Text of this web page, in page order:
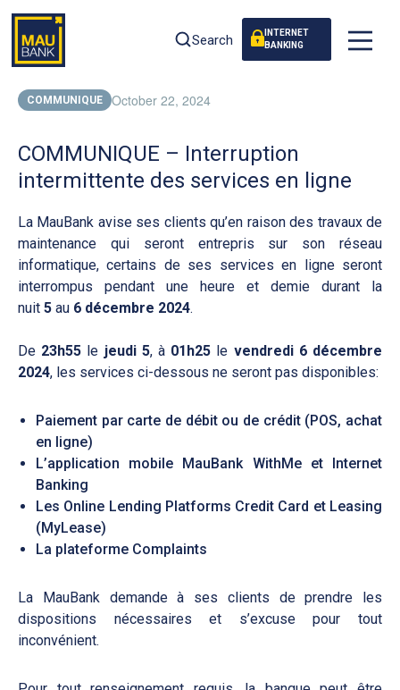
Search
INTERNET
BANKING
COMMUNIQUE October 22, 2024
COMMUNIQUE – Interruption
intermittente des services en ligne
La MauBank avise ses clients qu’en raison des travaux de
maintenance qui seront entrepris sur son réseau
informatique, certains de ses services en ligne seront
interrompus pendant une heure et demie durant la
nuit 5 au 6 décembre 2024.
De 23h55 le jeudi 5, à 01h25 le vendredi 6 décembre
2024, les services ci-dessous ne seront pas disponibles:
Paiement par carte de débit ou de crédit (POS, achat
en ligne)
L’application mobile MauBank WithMe et Internet
Banking
Les Online Lending Platforms Credit Card et Leasing
(MyLease)
La plateforme Complaints
La MauBank demande à ses clients de prendre les
dispositions nécessaires et s’excuse pour tout
inconvénient.